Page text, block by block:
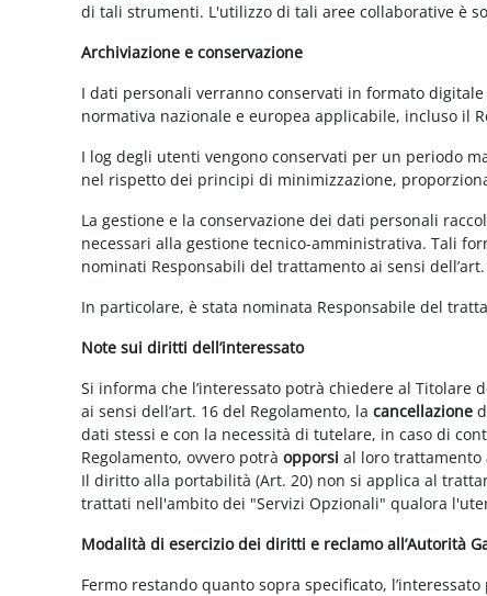
di tali strumenti. L'utilizzo di tali aree collaborative è
Archiviazione e conservazione
I dati personali verranno conservati in formato
normativa nazionale e europea applicabile, incluso il
I log degli utenti vengono conservati per un periodo
nel rispetto dei principi di minimizzazione,
La gestione e la conservazione dei dati personali
necessari alla gestione tecnico-amministrativa. Tali
nominati Responsabili del trattamento ai sensi dell’art.
In particolare, è stata nominata Responsabile del
Note sui diritti dell’interessato
Si informa che l’interessato potrà chiedere al Titolare
ai sensi dell’art. 16 del Regolamento, lacancellazione
dati stessi e con la necessità di tutelare, in caso di
Regolamento, ovvero potràopporsi al loro trattamento
Il diritto alla portabilità (Art. 20) non si applica al
trattati nell'ambito dei "Servizi Opzionali" qualora
Modalità di esercizio dei diritti e reclamo all’Autorità
Fermo restando quanto sopra specificato,